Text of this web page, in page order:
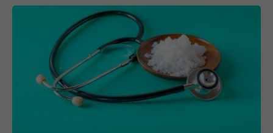
Greșeala care îți crește tensiunea arterială. Nu